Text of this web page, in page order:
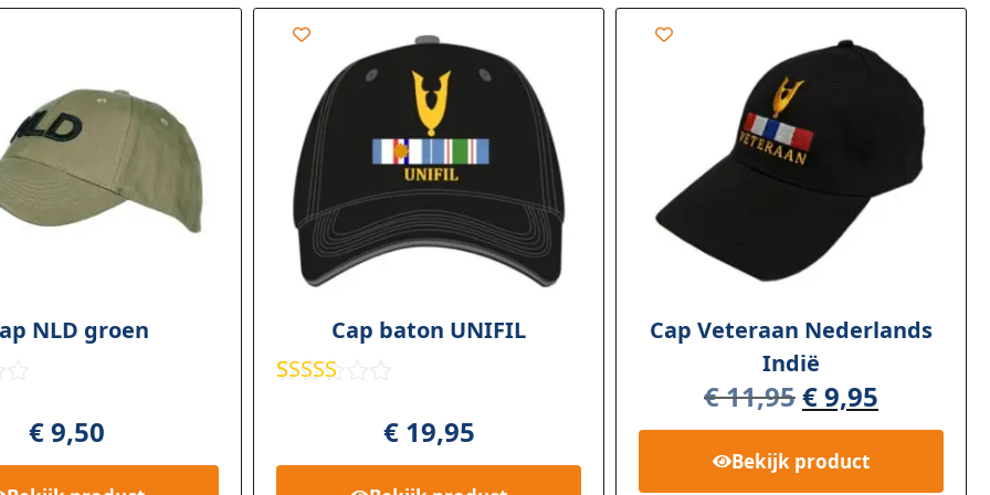
NLD groen
€9,50
Cap baton UNIFIL
gebaseer
€19,95
Cap Veteraan Nederlands
Indië
€11,95€9,95
Bekijk product